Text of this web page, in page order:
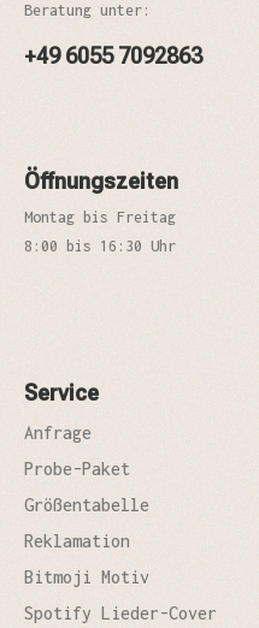
Beratung unter:
+49 6055 7092863
Öffnungszeiten
Montag bis Freitag
8:00 bis 16:30 Uhr
Service
Anfrage
Probe-Paket
Größentabelle
Reklamation
Bitmoji Motiv
Spotify Lieder-Cover